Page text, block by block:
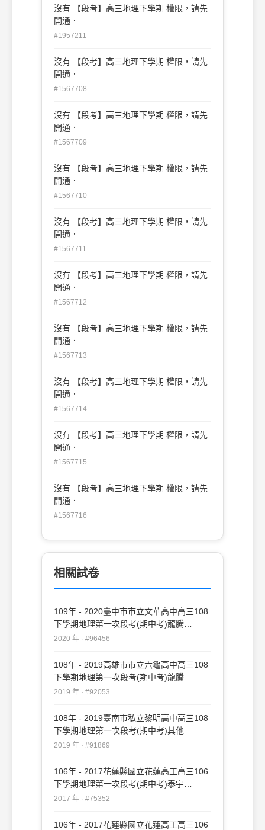
沒有 【段考】高三地理下學期 權限，請先
開通．
#1957211
沒有 【段考】高三地理下學期 權限，請先
開通．
#1567708
沒有 【段考】高三地理下學期 權限，請先
開通．
#1567709
沒有 【段考】高三地理下學期 權限，請先
開通．
#1567710
沒有 【段考】高三地理下學期 權限，請先
開通．
#1567711
沒有 【段考】高三地理下學期 權限，請先
開通．
#1567712
沒有 【段考】高三地理下學期 權限，請先
開通．
#1567713
沒有 【段考】高三地理下學期 權限，請先
開通．
#1567714
沒有 【段考】高三地理下學期 權限，請先
開通．
#1567715
沒有 【段考】高三地理下學期 權限，請先
開通．
#1567716
相關試卷
109年 - 2020臺中市市立文華高中高三108
下學期地理第一次段考(期中考)龍騰
#96456
2020 年 · #96456
108年 - 2019高雄市市立六龜高中高三108
下學期地理第一次段考(期中考)龍騰
#92053
2019 年 · #92053
108年 - 2019臺南市私立黎明高中高三108
下學期地理第一次段考(期中考)其他
#91869
2019 年 · #91869
106年 - 2017花蓮縣國立花蓮高工高三106
下學期地理第一次段考(期中考)泰宇
#75352
2017 年 · #75352
106年 - 2017花蓮縣國立花蓮高工高三106